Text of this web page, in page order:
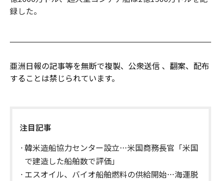
録した。
亜洲日報の記事等を無断で複製、公衆送信 、翻案、配布
することは禁じられています。
注目記事
韓米造船協力センター設立…米国商務長官「米国
で建造した船舶数で評価」
エスオイル、バイオ船舶燃料の供給開始…海運脱